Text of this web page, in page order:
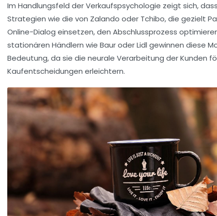
Im Handlungsfeld der Verkaufspsychologie zeigt sich,
Strategien wie die von Zalando oder Tchibo, die gezielt
Online-Dialog einsetzen, den Abschlussprozess
stationären Händlern wie Baur oder Lidl gewinnen diese
Bedeutung, da sie die neurale Verarbeitung der Kunden
Kaufentscheidungen erleichtern.